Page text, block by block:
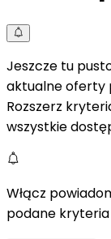
Jeszcze tu
aktualne oferty
Rozszerz
wszystkie
Włącz
podane kryteria